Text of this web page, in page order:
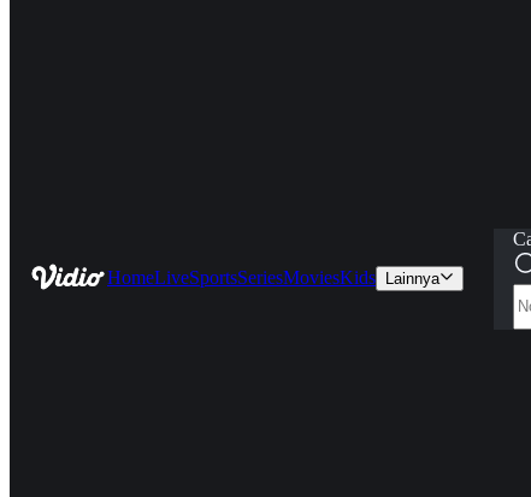
HomeLiveSportsSeriesMoviesKids Lainnya